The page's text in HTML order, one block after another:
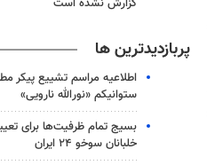
پربازدیدترین ها
اطلاعیه مراسم تشییع پیکر
ستوانیکم «نورالله نارویی»
بسیج تمام ظرفیت‌ها برای
خلبانان سوخو ۲۴ ایران